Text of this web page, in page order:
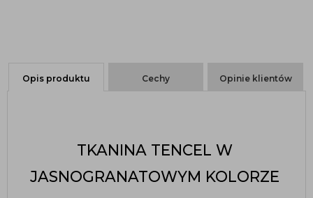
Opis produktu Cechy Opinie klientów
TKANINA TENCEL W
JASNOGRANATOWYM KOLORZE